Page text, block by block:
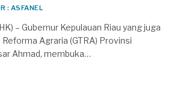
: ASFANEL
– Gubernur Kepulauan Riau yang juga
Agraria (GTRA) Provinsi
Ahmad, membuka…